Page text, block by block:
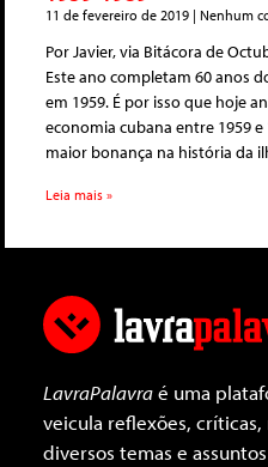
11 de fevereiro de 2019 Nenhum
Por Javier, via Bitácora de
Este ano completam 60 anos
em 1959. É por isso que hoje
economia cubana entre 1959 e
maior bonança na história da
Leia mais »
LavraPalavraé uma
veicula reflexões,
diversos temas e